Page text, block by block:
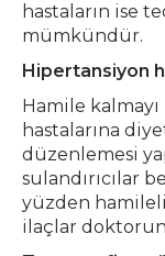
hastaların ise
mümkündür.
Hipertansiyon
Hamile
hastalarına
düzenlemesi
sulandırıcılar
yüzden
ilaçlar